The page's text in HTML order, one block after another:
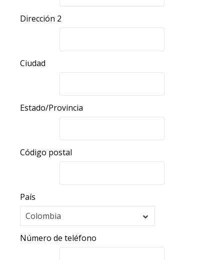
Dirección 2
Ciudad
Estado/Provincia
Código postal
País
Colombia
País
Número de teléfono